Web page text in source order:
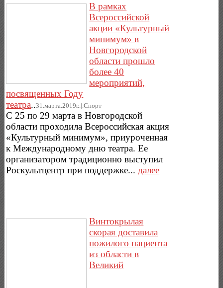
В рамках
Всероссийской
акции «Культурный
минимум» в
Новгородской
области прошло
более 40
мероприятий,
посвященных Году
театра..31.марта.2019г..|.Спорт
С 25 по 29 марта в Новгородской
области проходила Всероссийская акция
«Культурный минимум», приуроченная
к Международному дню театра. Ее
организатором традиционно выступил
Роскультцентр при поддержке... далее
Винтокрылая
скорая доставила
пожилого пациента
из области в
Великий